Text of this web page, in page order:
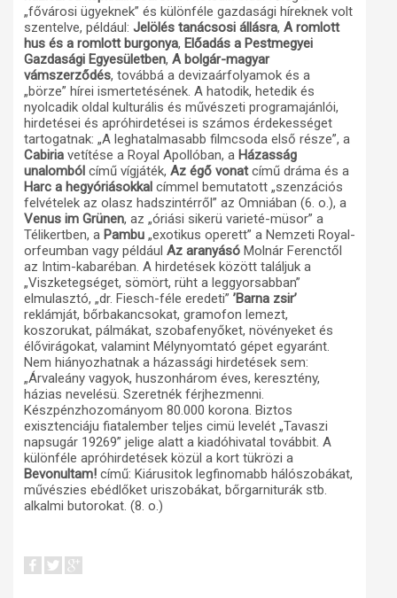
„fővárosi ügyeknek” és különféle gazdasági híreknek volt
szentelve, például: Jelölés tanácsosi állásra, A romlott
hus és a romlott burgonya, Előadás a Pestmegyei
Gazdasági Egyesületben, A bolgár-magyar
vámszerződés, továbbá a devizaárfolyamok és a
„börze” hírei ismertetésének. A hatodik, hetedik és
nyolcadik oldal kulturális és művészeti programajánlói,
hirdetései és apróhirdetései is számos érdekességet
tartogatnak: „A leghatalmasabb filmcsoda első része”, a
Cabiria vetítése a Royal Apollóban, a Házasság
unalomból című vígjáték, Az égő vonatcímű dráma és a
Harc a hegyóriásokkal címmel bemutatott „szenzációs
felvételek az olasz hadszintérről” az Omniában (6. o.), a
Venus im Grünen, az „óriási sikerü varieté-müsor” a
Télikertben, a Pambu „exotikus operett” a Nemzeti Royal-
orfeumban vagy például Az aranyásó Molnár Ferenctől
az Intim-kabaréban. A hirdetések között találjuk a
„Viszketegséget, sömört, rüht a leggyorsabban”
elmulasztó, „dr. Fiesch-féle eredeti” ’Barna zsir’
reklámját, bőrbakancsokat, gramofon lemezt,
koszorukat, pálmákat, szobafenyőket, növényeket és
élővirágokat, valamint Mélynyomtató gépet egyaránt.
Nem hiányozhatnak a házassági hirdetések sem:
„Árvaleány vagyok, huszonhárom éves, keresztény,
házias nevelésü. Szeretnék férjhezmenni.
Készpénzhozományom 80.000 korona. Biztos
exisztenciáju fiatalember teljes cimü levelét „Tavaszi
napsugár 19269” jelige alatt a kiadóhivatal továbbit. A
különféle apróhirdetések közül a kort tükrözi a
Bevonultam! című: Kiárusitok legfinomabb hálószobákat,
művészies ebédlőket uriszobákat, bőrgarniturák stb.
alkalmi butorokat. (8. o.)